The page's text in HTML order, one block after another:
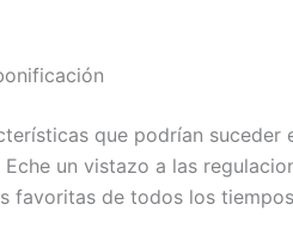
que podrían suceder
un vistazo a las
favoritas de todos los